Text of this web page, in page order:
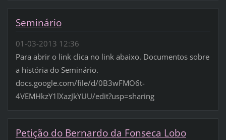
Seminário
01-03-2013 12:36
Para abrir o link clica no link abaixo. Documentos sobre
a história do Seminário.
docs.google.com/file/d/0B3wFMO6t-
4VEMHkzY1lXazJkYUU/edit?usp=sharing
Petição do Bernardo da Fonseca Lobo